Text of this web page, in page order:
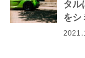
タル
をシ